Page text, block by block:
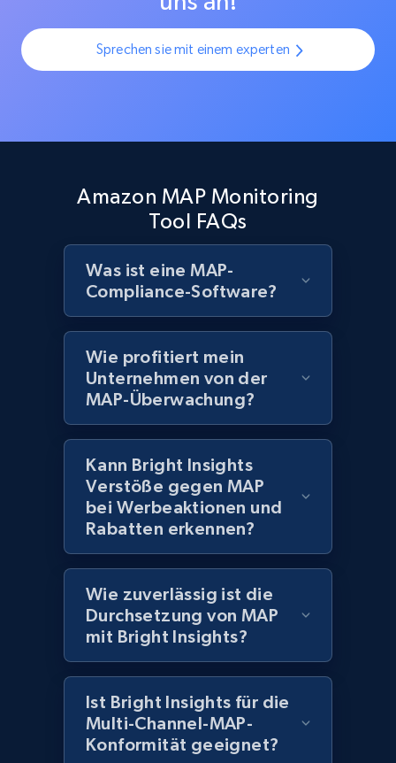
Sprechen sie mit einem experten
Amazon MAP Monitoring
Tool FAQs
Was ist eine MAP-
Compliance-Software?
Wie profitiert mein
Unternehmen von der
MAP-Überwachung?
Kann Bright Insights
Verstöße gegen MAP
bei Werbeaktionen und
Rabatten erkennen?
Wie zuverlässig ist die
Durchsetzung von MAP
mit Bright Insights?
Ist Bright Insights für die
Multi-Channel-MAP-
Konformität geeignet?